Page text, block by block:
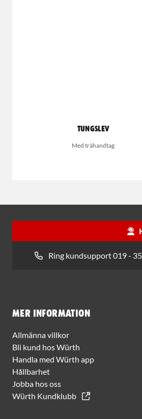
Tungslev
Med trähandtag
Ring kundsupport 019 -
Mer information
Allmänna villkor
Bli kund hos Würth
Handla med Würth app
Hållbarhet
Jobba hos oss
Würth Kundklubb